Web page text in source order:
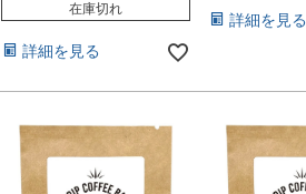
在庫切れ
詳細を見る
詳細を見る